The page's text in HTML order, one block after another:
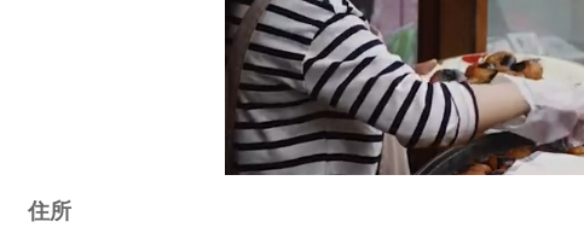
住所